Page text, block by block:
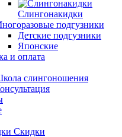
Слингонакидки
подгузники
Детские подгузники
Японские
и оплата
слингоношения
Скидки